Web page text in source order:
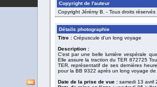
Copyright de l'auteur
Copyright Jérémy B. - Tous droits réservés
Détails photographie
Titre :Crépuscule d'un long voyage
Description :
C'est par une belle lumière vespérale
Elle assure la traction du TER 872725
TER, représentatif de ses dernières
pour la BB 9322 après un long voyage
Date de la prise de vue : samedi 13 avril